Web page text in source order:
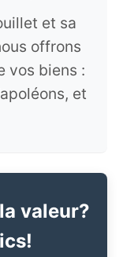
et sa
offrons
vos biens :
et
valeur?